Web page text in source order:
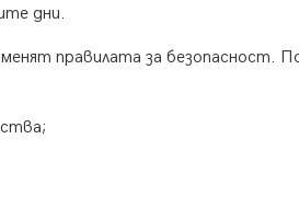
дни.
правилата за безопасност.